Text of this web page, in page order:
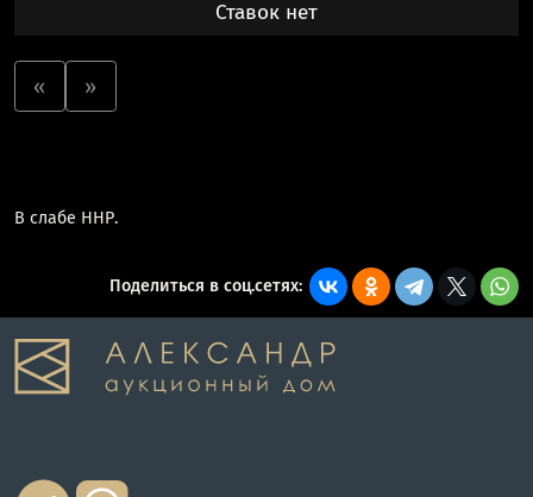
Ставок нет
« »
В слабе ННР.
Поделиться в соц.сетях: